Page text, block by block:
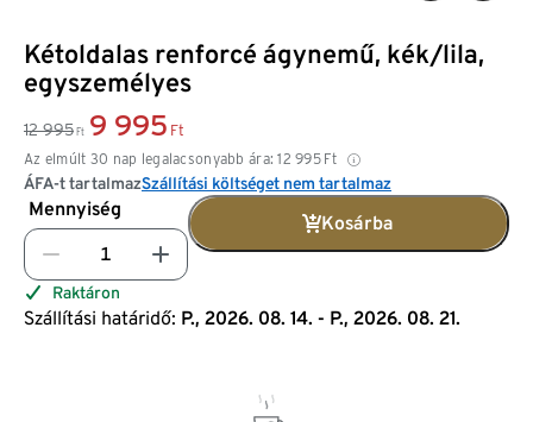
Kétoldalas renforcé ágynemű, kék/lila,
egyszemélyes
12 995 Ft 9 995 Ft
Az elmúlt 30 nap legalacsonyabb ára: 12 995 Ft
ÁFA-t tartalmazSzállítási költséget nem tartalmaz
Mennyiség
Kosárba
Raktáron
Szállítási határidő: P., 2026. 08. 14. - P., 2026. 08. 21.